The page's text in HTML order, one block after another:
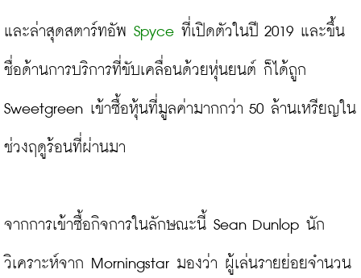
และล่าสุดสตาร์ทอัพ Spyce ที่เปิดตัวในปี 2019 และขึ้น
ชื่อด้านการบริการที่ขับเคลื่อนด้วยหุ่นยนต์ ก็ได้ถูก
Sweetgreen เข้าซื้อหุ้นที่มูลค่ามากกว่า 50 ล้านเหรียญใน
ช่วงฤดูร้อนที่ผ่านมา
จากการเข้าซื้อกิจการในลักษณะนี้ Sean Dunlop นัก
วิเคราะห์จาก Morningstar มองว่า ผู้เล่นรายย่อยจำนวน